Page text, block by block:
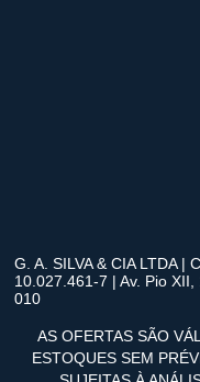
G. A. SILVA & CIA LTDA |
10.027.461-7 | Av. Pio
010
AS OFERTAS SÃO
ESTOQUES SEM